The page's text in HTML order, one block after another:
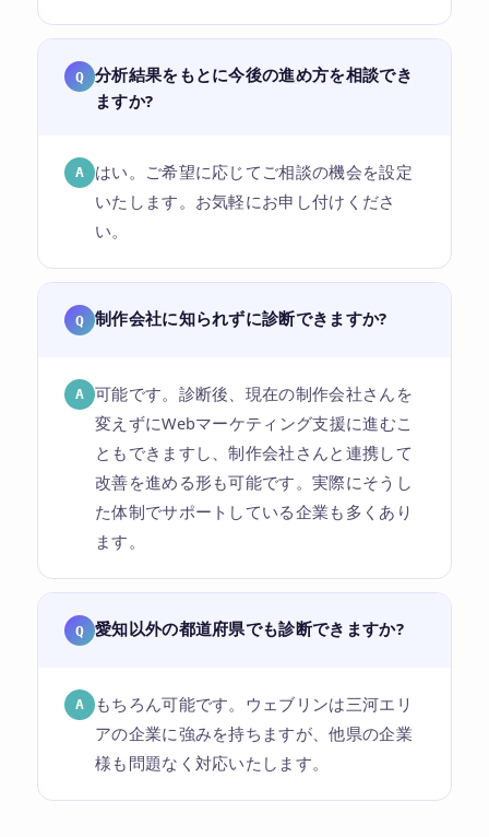
Q
分析結果をもとに今後の進め方を相談でき
ますか?
A
はい。ご希望に応じてご相談の機会を設定
いたします。お気軽にお申し付けくださ
い。
Q 制作会社に知られずに診断できますか?
A
可能です。診断後、現在の制作会社さんを
変えずにWebマーケティング支援に進むこ
ともできますし、制作会社さんと連携して
改善を進める形も可能です。実際にそうし
た体制でサポートしている企業も多くあり
ます。
Q 愛知以外の都道府県でも診断できますか?
A
もちろん可能です。ウェブリンは三河エリ
アの企業に強みを持ちますが、他県の企業
様も問題なく対応いたします。